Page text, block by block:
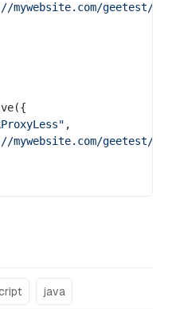
mywebsite.com/geetest/
,
mywebsite.com/geetest/
java